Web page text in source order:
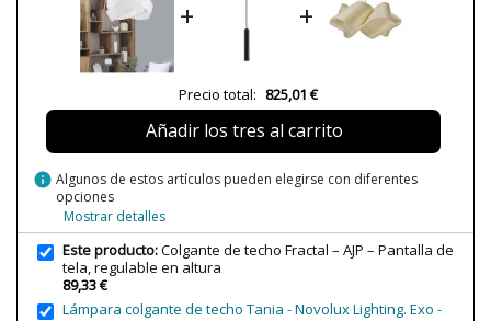
Plazo de Envío
Menos de 1 semana
Alimentación
230V
E27
Potencia en Vatios
60W máx.
Bombilla Incluida?
No
Protección IP
IP20 (solo uso interior)
Certificados
+ +
Precio total: 825,01 €
Añadir los tres al carrito
info Algunos de estos artículos pueden elegirse con diferentes
opciones
Mostrar detalles
Este producto:Colgante de techo Fractal – AJP – Pantalla de
tela, regulable en altura
89,33 €
Lámpara colgante de techo Tania - Novolux Lighting. Exo -